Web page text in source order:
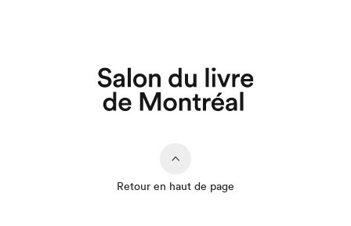
Retour en haut de page